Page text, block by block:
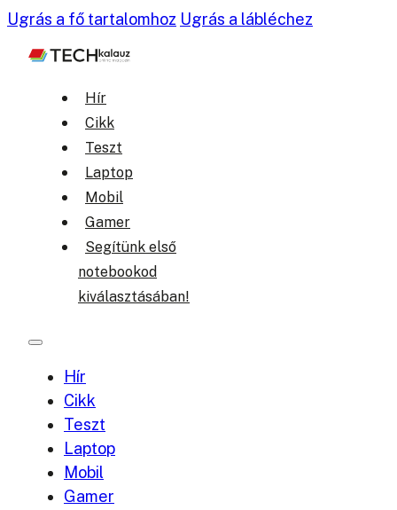
Ugrás a fő tartalomhoz Ugrás a lábléchez
Hír
Cikk
Teszt
Laptop
Mobil
Gamer
Segítünk első
notebookod
kiválasztásában!
Hír
Cikk
Teszt
Laptop
Mobil
Gamer